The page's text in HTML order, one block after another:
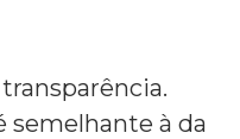
semelhante à da